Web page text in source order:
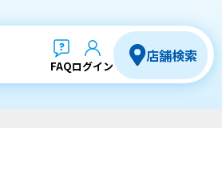
FAQログイン
店舗検索